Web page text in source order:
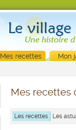
Mes recettes Mon
Mes recettes
Les recettes Les